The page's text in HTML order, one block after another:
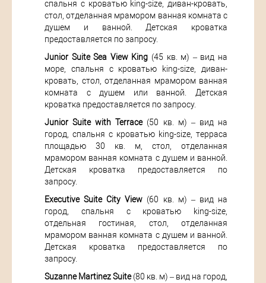
спальня с кроватью king-size, диван-кровать,
стол, отделанная мрамором ванная комната с
душем и ванной. Детская кроватка
предоставляется по запросу.
Junior Suite Sea View King (45 кв. м) – вид на
море, спальня с кроватью king-size, диван-
кровать, стол, отделанная мрамором ванная
комната с душем или ванной. Детская
кроватка предоставляется по запросу.
Junior Suite with Terrace(50 кв. м) – вид на
город, спальня с кроватью king-size, терраса
площадью 30 кв. м, стол, отделанная
мрамором ванная комната с душем и ванной.
Детская кроватка предоставляется по
запросу.
Executive Suite City View (60 кв. м) – вид на
город, спальня с кроватью king-size,
отдельная гостиная, стол, отделанная
мрамором ванная комната с душем и ванной.
Детская кроватка предоставляется по
запросу.
Suzanne Martinez Suite(80 кв. м) – вид на город,